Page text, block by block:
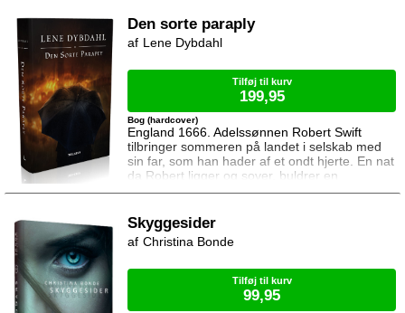
men hun fortrak ikke en mine. Jonathan, der
normalt har styr på pigerne, kommer ikke langt
med sin smarte facon, når det drejer sig om at
Den sorte paraply
England 1666. Adelssønnen Robert Swift
tilbringer sommeren på landet i selskab med
sin far, som han hader af et ondt hjerte. En nat
da Robert ligger og sover, buldrer en
hestevogn ned ad markvejen. Det første
forbi. På kuskesædet sidder en sortklædt
mand med et morderisk udtryk i det ulveagtige
ansigt. Sværdet ved hans side klaprer
Bog (hardcover)
Lene Dybdahl
Tilføj til kurv
199,95
Skyggesider
Christina Bonde
Tilføj til kurv
99,95